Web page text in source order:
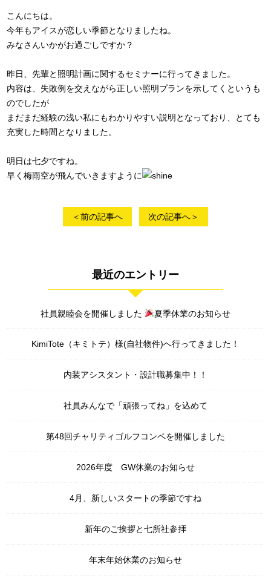
こんにちは。
今年もアイスが恋しい季節となりましたね。
みなさんいかがお過ごしですか？
昨日、先輩と照明計画に関するセミナーに行ってきました。
内容は、失敗例を交えながら正しい照明プランを示してくというも
のでしたが
まだまだ経験の浅い私にもわかりやすい説明となっており、とても
充実した時間となりました。
明日は七夕ですね。
早く梅雨空が飛んでいきますように
＜前の記事へ 次の記事へ＞
最近のエントリー
社員親睦会を開催しました 夏季休業のお知らせ
KimiTote（キミトテ）様(自社物件)へ行ってきました！
内装アシスタント・設計職募集中！！
社員みんなで「頑張ってね」を込めて
第48回チャリティゴルフコンペを開催しました
2026年度 GW休業のお知らせ
4月、新しいスタートの季節ですね
新年のご挨拶と七所社参拝
年末年始休業のお知らせ